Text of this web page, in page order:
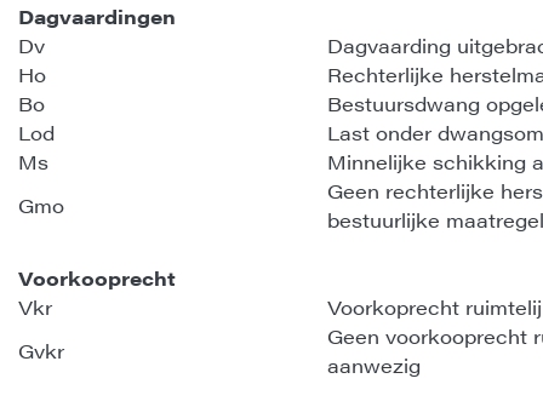
Dagvaardingen
Dv
Dagvaarding
Ho
Rechterlijke
Bo
Bestuursdwang
Lod
Last onder
Ms
Minnelijke schikking
Gmo
Geen rechterlijke
bestuurlijke
Voorkooprecht
Vkr
Voorkoprecht
Gvkr
Geen voorkooprecht
aanwezig